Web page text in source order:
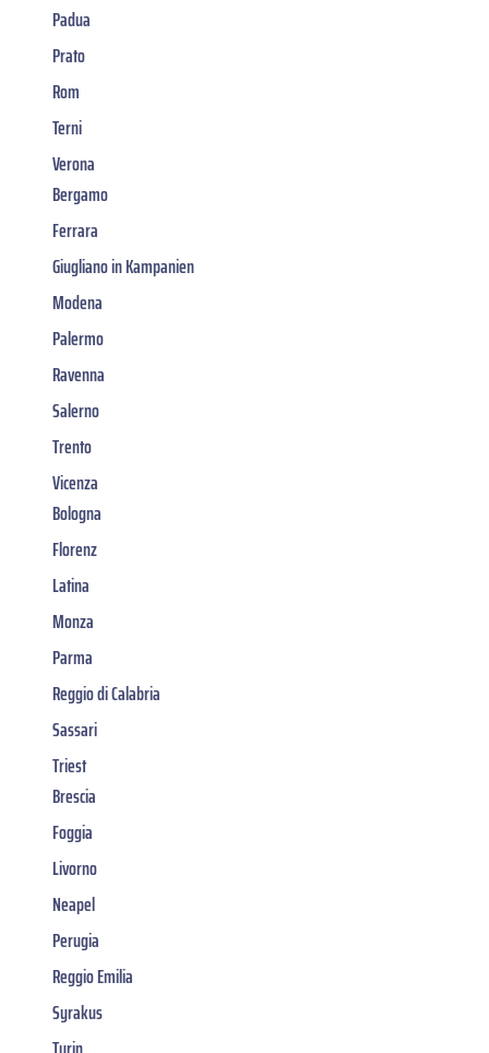
Padua
Prato
Rom
Terni
Verona
Bergamo
Ferrara
Giugliano in Kampanien
Modena
Palermo
Ravenna
Salerno
Trento
Vicenza
Bologna
Florenz
Latina
Monza
Parma
Reggio di Calabria
Sassari
Triest
Brescia
Foggia
Livorno
Neapel
Perugia
Reggio Emilia
Syrakus